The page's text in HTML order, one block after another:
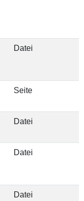
Datei
Seite
Datei
Datei
Datei